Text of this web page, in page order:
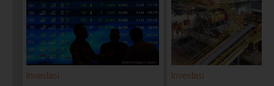
Investasi
Investasi